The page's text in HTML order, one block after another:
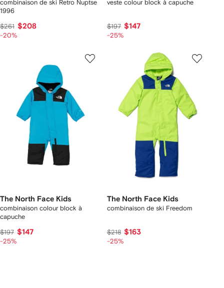
combinaison de ski Retro Nuptse
1996
$261 $208
-20%
veste colour block à capuche
$197 $147
-25%
The North Face Kids
combinaison colour block à
capuche
$197 $147
-25%
The North Face Kids
combinaison de ski Freedom
$218 $163
-25%